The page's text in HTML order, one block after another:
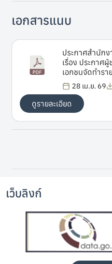
เอกสารแนบ
ประกาศสำนัก
เรื่อง ประกาศผู้ชนะการเสนอราคา จัดจ้าง
เอกชนจัดทำร
ของสำนักงานบ
เฉพาะเจาะจง
28 เม.ย. 69
ดูรายละเอียด
เว็บลิงก์